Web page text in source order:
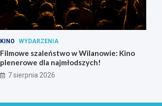
KINO WYDARZENIA
Filmowe szaleństwo w Wilanowie: Kino
plenerowe dla najmłodszych!
7 sierpnia 2026